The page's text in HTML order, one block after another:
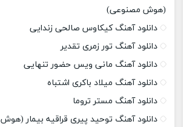
(هوش مصنوعی)
دانلود آهنگ کیکاوس صالحی زندایی
دانلود آهنگ تور زمری تقدیر
دانلود آهنگ مانی ویس حضور تنهایی
دانلود آهنگ میلاد باکری اشتباه
دانلود آهنگ مستر تروما
دانلود آهنگ توحید پیری قراقیه بیمار (هوش